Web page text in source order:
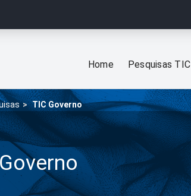
Home Pesquisas TIC
TIC Governo